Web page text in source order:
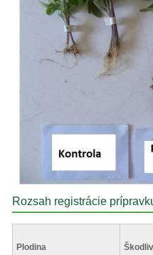
Rozsah registrácie
Plodina